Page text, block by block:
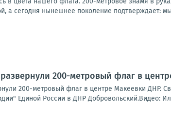
а сегодня нынешнее поколение подтверждает:
развернули 200-метровый флаг в
200-метровый флаг в центре Макеевки ДНР.
Единой России в ДНР Добровольский.Видео: